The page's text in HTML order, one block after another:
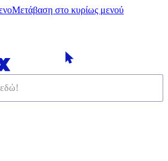
Μετάβαση στο κυρίως μενού